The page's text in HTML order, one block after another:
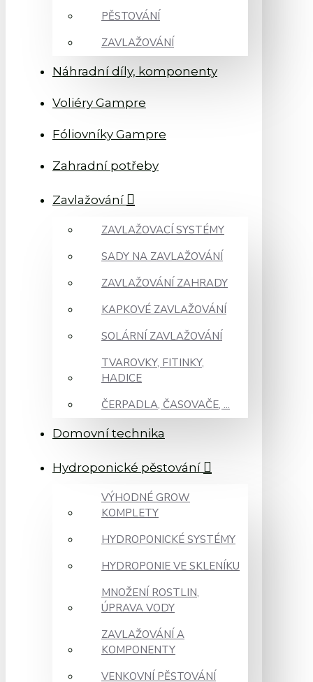
PĚSTOVÁNÍ
ZAVLAŽOVÁNÍ
Náhradní díly, komponenty
Voliéry Gampre
Fóliovníky Gampre
Zahradní potřeby
Zavlažování
ZAVLAŽOVACÍ SYSTÉMY
SADY NA ZAVLAŽOVÁNÍ
ZAVLAŽOVÁNÍ ZAHRADY
KAPKOVÉ ZAVLAŽOVÁNÍ
SOLÁRNÍ ZAVLAŽOVÁNÍ
TVAROVKY, FITINKY,
HADICE
ČERPADLA, ČASOVAČE, ...
Domovní technika
Hydroponické pěstování
VÝHODNÉ GROW
KOMPLETY
HYDROPONICKÉ SYSTÉMY
HYDROPONIE VE SKLENÍKU
MNOŽENÍ ROSTLIN,
ÚPRAVA VODY
ZAVLAŽOVÁNÍ A
KOMPONENTY
VENKOVNÍ PĚSTOVÁNÍ